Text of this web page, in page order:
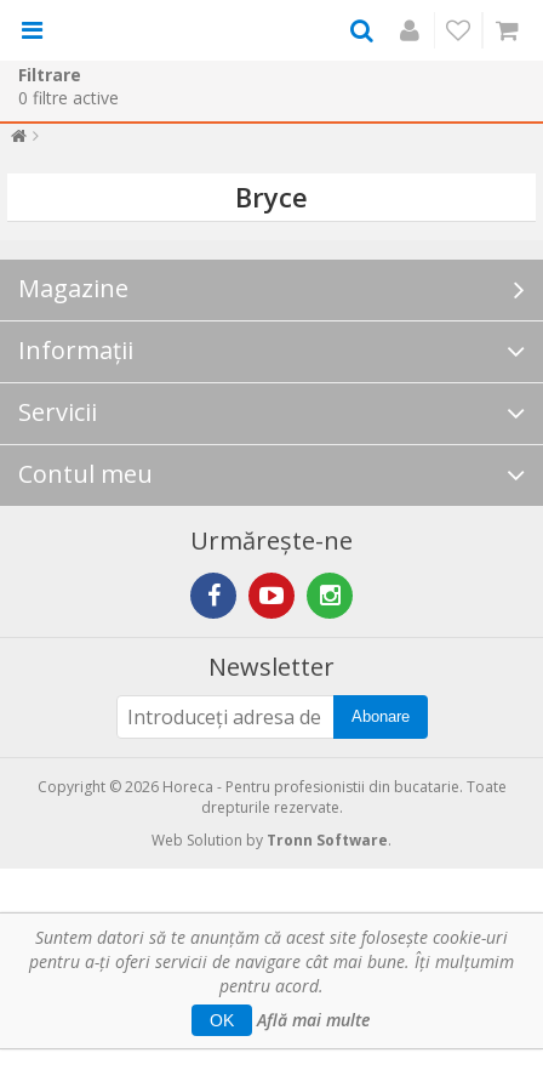
Filtrare
0 filtre active
Bryce
Magazine
Informații
Servicii
Contul meu
Urmărește-ne
Newsletter
Abonare
Copyright © 2026 Horeca - Pentru profesionistii din bucatarie. Toate
drepturile rezervate.
Web Solution by Tronn Software.
Suntem datori să te anunţăm că acest site foloseşte cookie-uri
pentru a-ți oferi servicii de navigare cât mai bune. Îţi mulțumim
pentru acord.
OK Află mai multe